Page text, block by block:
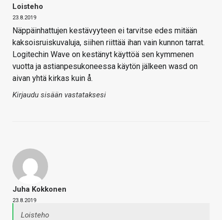
Loisteho
23.8.2019
Näppäinhattujen kestävyyteen ei tarvitse edes mitään
kaksoisruiskuvaluja, siihen riittää ihan vain kunnon tarrat.
Logitechin Wave on kestänyt käyttöä sen kymmenen
vuotta ja astianpesukoneessa käytön jälkeen wasd on
aivan yhtä kirkas kuin å.
Kirjaudu sisään vastataksesi
Juha Kokkonen
23.8.2019
Loisteho